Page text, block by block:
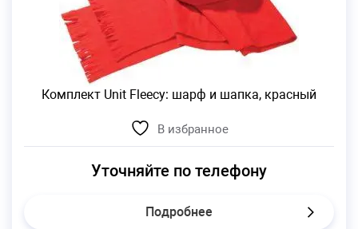
Комплект Unit Fleecy: шарф и шапка, красный
В избранное
Уточняйте по телефону
Подробнее